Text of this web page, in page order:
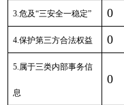
3.危及“三安全一稳定” 0
4.保护第三方合法权益 0
5.属于三类内部事务信
息
0